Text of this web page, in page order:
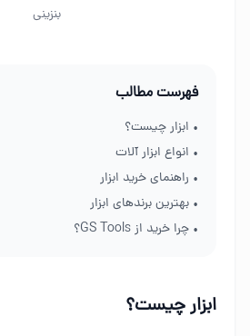
بنزینی
فهرست مطالب
• ابزار چیست؟
• انواع ابزار آلات
• راهنمای خرید ابزار
• بهترین برندهای ابزار
• چرا خرید از GS Tools؟
ابزار چیست؟